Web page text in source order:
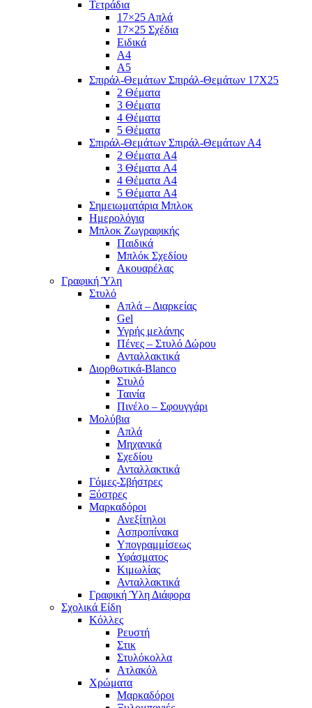
Τετράδια
17×25 Απλά
17×25 Σχέδια
Ειδικά
Α4
Α5
Σπιράλ-Θεμάτων Σπιράλ-Θεμάτων 17Χ25
2 Θέματα
3 Θέματα
4 Θέματα
5 Θέματα
Σπιράλ-Θεμάτων Σπιράλ-Θεμάτων Α4
2 Θέματα A4
3 Θέματα A4
4 Θέματα A4
5 Θέματα A4
Σημειωματάρια Μπλοκ
Ημερολόγια
Μπλοκ Ζωγραφικής
Παιδικά
Μπλόκ Σχεδίου
Ακουαρέλας
Γραφική Ύλη
Στυλό
Απλά – Διαρκείας
Gel
Υγρής μελάνης
Πένες – Στυλό Δώρου
Ανταλλακτικά
Διορθωτικά-Blanco
Στυλό
Ταινία
Πινέλο – Σφουγγάρι
Μολύβια
Απλά
Μηχανικά
Σχεδίου
Ανταλλακτικά
Γόμες-Σβήστρες
Ξύστρες
Μαρκαδόροι
Ανεξίτηλοι
Ασπροπίνακα
Υπογραμμίσεως
Υφάσματος
Κιμωλίας
Ανταλλακτικά
Γραφική Ύλη Διάφορα
Σχολικά Είδη
Κόλλες
Ρευστή
Στικ
Στυλόκολλα
Ατλακόλ
Χρώματα
Μαρκαδόροι